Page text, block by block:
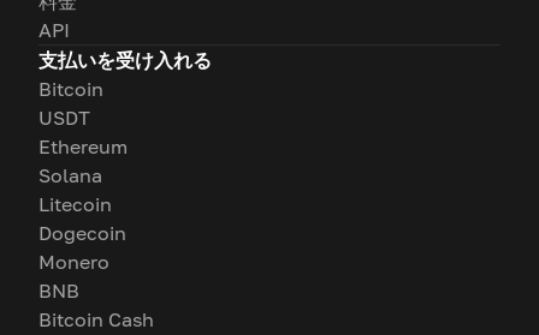
API
支払いを受け入れる
Bitcoin
USDT
Ethereum
Solana
Litecoin
Dogecoin
Monero
BNB
Bitcoin Cash